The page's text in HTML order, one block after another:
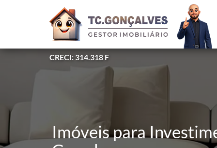
CRECI: 314.318 F
Imóveis para